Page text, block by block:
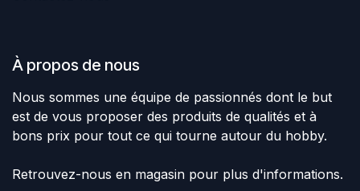
À propos de nous
Nous sommes une équipe de passionnés dont le but
est de vous proposer des produits de qualités et à
bons prix pour tout ce qui tourne autour du hobby.
Retrouvez-nous en magasin pour plus d'informations.